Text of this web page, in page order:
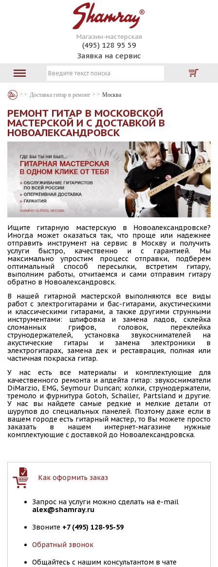
Магазин-мастерская
(495) 128 95 59
Заявка на сервис
Доставка гитар в ремонт Москва
РЕМОНТ ГИТАР В МОСКОВСКОЙ
МАСТЕРСКОЙ И С ДОСТАВКОЙ В
НОВОАЛЕКСАНДРОВСК
Ищите гитарную мастерскую в Новоалександровске?
Иногда может оказаться так, что проще или надежнее
отправить инструмент на сервис в Москву и получить
услуги быстро, качественно и с гарантией. Мы
максимально упростим процесс отправки, подберем
оптимальный способ пересылки, встретим гитару,
выполним работы, отчитаемся и сами отправим гитару
обратно в Новоалександровск.
В нашей гитарной мастерской выполняются все виды
работ с электрогитарами и бас-гитарами, акустическими
и классическими гитарами, а также другими струнными
инструментами: шлифовка и замена ладов, склейка
сломанных грифов, головок, переклейка
струнодержателей, установка звукоснимателей на
акустические гитары и замена электроники в
электрогитарах, замена дек и реставрация, полная или
частичная покраска гитар.
У нас есть все материалы и комплектующие для
качественного ремонта и апдейта гитар: звукосниматели
DiMarzio, EMG, Seymour Duncan; колки, струнодержатели,
тремоло и фурнитура Gotoh, Schaller, Partsland и другие.
У нас вы найдете самые редкие и мелкие детали от
шурупов до специальных панелей. Поэтому даже если в
вашем городе есть гитарный мастер, то Вы можете просто
заказать в нашем интернет-магазине нужные
комплектующие с доставкой до Новоалександровска.
Как оформить заказ
Запрос на услуги можно сделать на e-mail
alex@shamray.ru
Звоните +7 (495) 128-95-59
Обратный звонок
Общайтесь с нашим консультантом в чате